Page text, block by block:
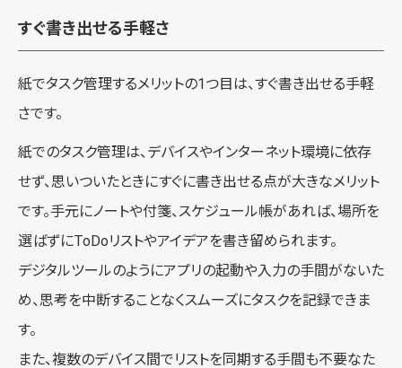
すぐ書き出せる手軽さ
紙でタスク管理するメリットの1つ目は、すぐ書き出せる手軽
さです。
紙でのタスク管理は、デバイスやインターネット環境に依存
せず、思いついたときにすぐに書き出せる点が大きなメリット
です。手元にノートや付箋、スケジュール帳があれば、場所を
選ばずにToDoリストやアイデアを書き留められます。
デジタルツールのようにアプリの起動や入力の手間がないた
め、思考を中断することなくスムーズにタスクを記録できま
す。
また、複数のデバイス間でリストを同期する手間も不要なた